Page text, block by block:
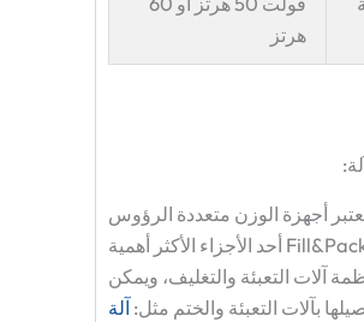
هرتز
أجهزة الوزن متعددة الرؤوس
Fill&Package أحد الأجزاء الأكثر أهمية
آلات التعبئة والتغليف، ويمكن
بآلات التعبئة والختم مثل: آلة